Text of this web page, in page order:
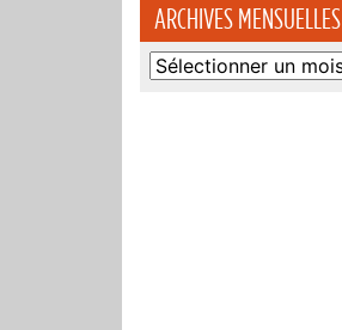
ARCHIVES MENSUELLES
Archives